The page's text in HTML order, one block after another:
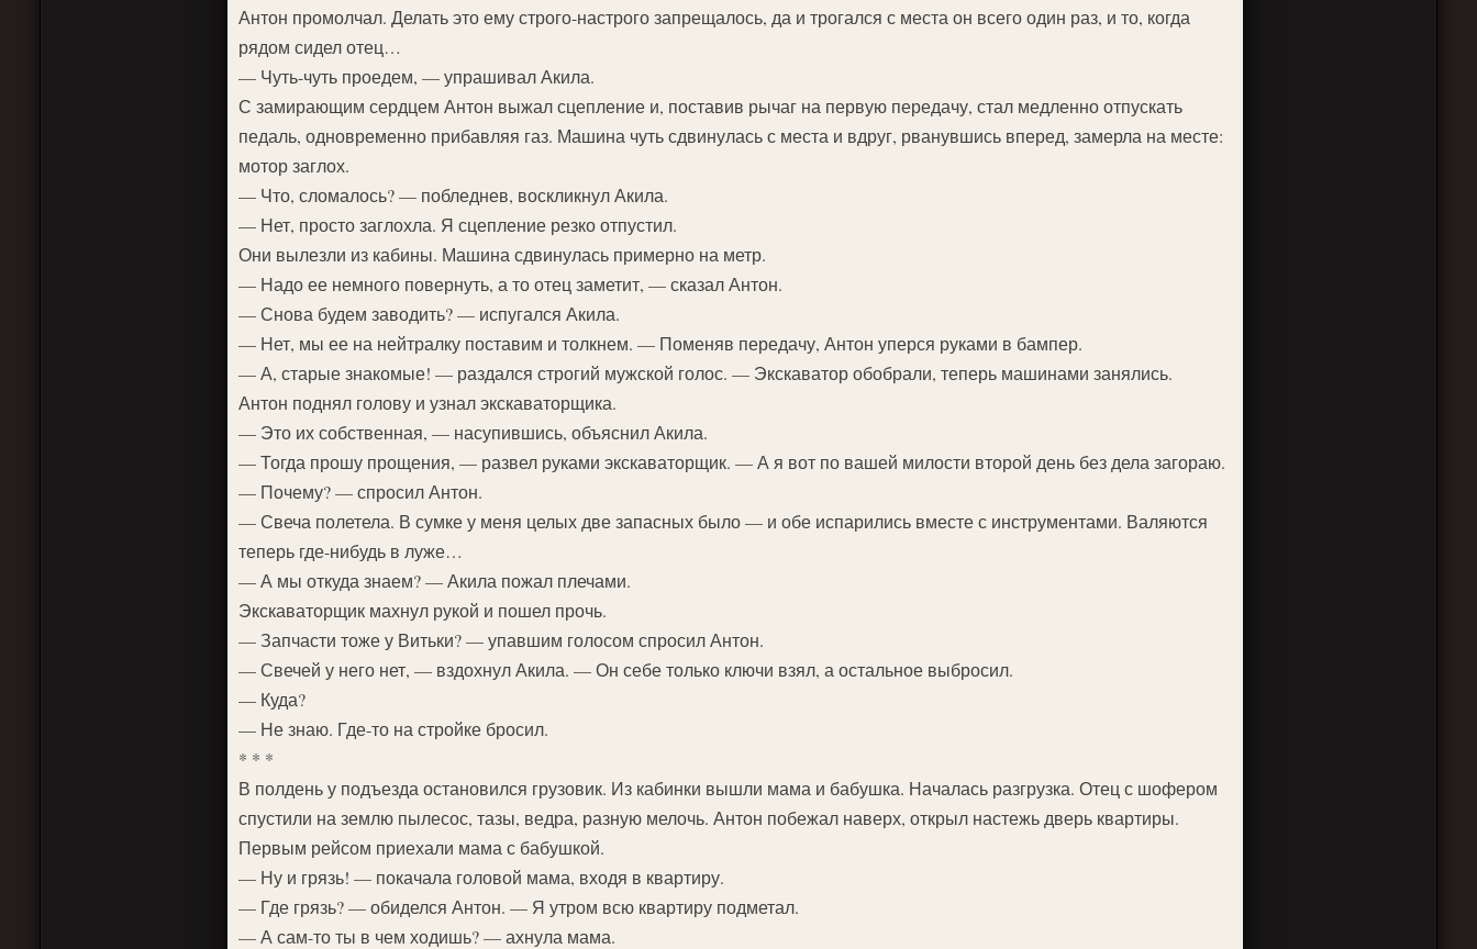
Антон промолчал. Делать это ему строго-настрого запрещалось, да и трогался с места он всего один раз, и то, когда
рядом сидел отец…
— Чуть-чуть проедем, — упрашивал Акила.
С замирающим сердцем Антон выжал сцепление и, поставив рычаг на первую передачу, стал медленно отпускать
педаль, одновременно прибавляя газ. Машина чуть сдвинулась с места и вдруг, рванувшись вперед, замерла на месте:
мотор заглох.
— Что, сломалось? — побледнев, воскликнул Акила.
— Нет, просто заглохла. Я сцепление резко отпустил.
Они вылезли из кабины. Машина сдвинулась примерно на метр.
— Надо ее немного повернуть, а то отец заметит, — сказал Антон.
— Снова будем заводить? — испугался Акила.
— Нет, мы ее на нейтралку поставим и толкнем. — Поменяв передачу, Антон уперся руками в бампер.
— А, старые знакомые! — раздался строгий мужской голос. — Экскаватор обобрали, теперь машинами занялись.
Антон поднял голову и узнал экскаваторщика.
— Это их собственная, — насупившись, объяснил Акила.
— Тогда прошу прощения, — развел руками экскаваторщик. — А я вот по вашей милости второй день без дела загораю.
— Почему? — спросил Антон.
— Свеча полетела. В сумке у меня целых две запасных было — и обе испарились вместе с инструментами. Валяются
теперь где-нибудь в луже…
— А мы откуда знаем? — Акила пожал плечами.
Экскаваторщик махнул рукой и пошел прочь.
— Запчасти тоже у Витьки? — упавшим голосом спросил Антон.
— Свечей у него нет, — вздохнул Акила. — Он себе только ключи взял, а остальное выбросил.
— Куда?
— Не знаю. Где-то на стройке бросил.
* * *
В полдень у подъезда остановился грузовик. Из кабинки вышли мама и бабушка. Началась разгрузка. Отец с шофером
спустили на землю пылесос, тазы, ведра, разную мелочь. Антон побежал наверх, открыл настежь дверь квартиры.
Первым рейсом приехали мама с бабушкой.
— Ну и грязь! — покачала головой мама, входя в квартиру.
— Где грязь? — обиделся Антон. — Я утром всю квартиру подметал.
— А сам-то ты в чем ходишь? — ахнула мама.